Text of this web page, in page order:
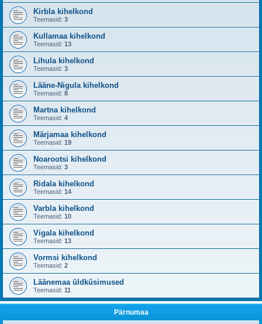
Kirbla kihelkond
Teemasid: 3
Kullamaa kihelkond
Teemasid: 13
Lihula kihelkond
Teemasid: 3
Lääne-Nigula kihelkond
Teemasid: 8
Martna kihelkond
Teemasid: 4
Märjamaa kihelkond
Teemasid: 19
Noarootsi kihelkond
Teemasid: 3
Ridala kihelkond
Teemasid: 14
Varbla kihelkond
Teemasid: 10
Vigala kihelkond
Teemasid: 13
Vormsi kihelkond
Teemasid: 2
Läänemaa üldküsimused
Teemasid: 11
Pärnumaa